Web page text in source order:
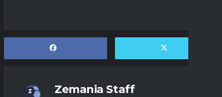
Zemania Staff